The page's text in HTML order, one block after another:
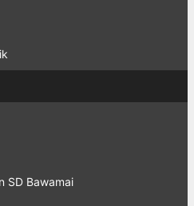
SD Bawamai